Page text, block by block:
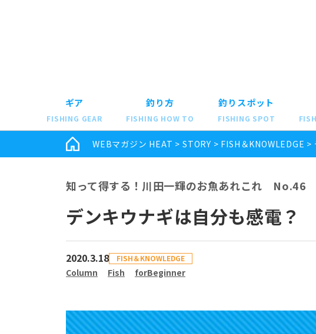
ギア
FISHING GEAR
釣り方
FISHING HOW TO
釣りスポット
FISHING SPOT
WEBマガジン HEAT >STORY > FISH＆KNOWLEDGE >
知って得する！川田一輝のお魚あれこれ No.46
デンキウナギは自分も感電？
2020.3.18 FISH＆KNOWLEDGE
Column Fish forBeginner